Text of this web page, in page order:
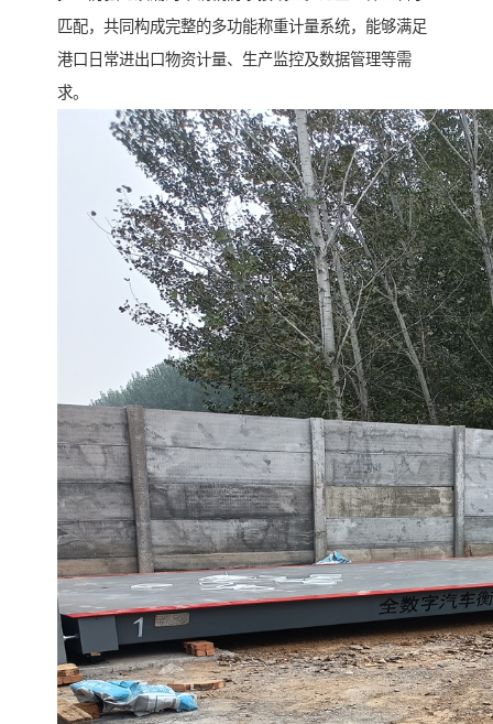
匹配，共同构成完整的多功能称重计量系统，能够满足
港口日常进出口物资计量、生产监控及数据管理等需
求。